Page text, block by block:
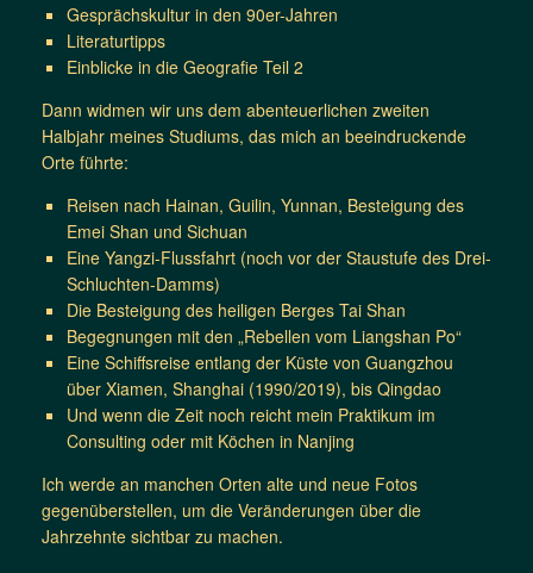
Gesprächskultur in den 90er-Jahren
Literaturtipps
Einblicke in die Geografie Teil 2
Dann widmen wir uns dem abenteuerlichen zweiten
Halbjahr meines Studiums, das mich an beeindruckende
Orte führte:
Reisen nach Hainan, Guilin, Yunnan, Besteigung des
Emei Shan und Sichuan
Eine Yangzi-Flussfahrt (noch vor der Staustufe des Drei-
Schluchten-Damms)
Die Besteigung des heiligen Berges Tai Shan
Begegnungen mit den „Rebellen vom Liangshan Po“
Eine Schiffsreise entlang der Küste von Guangzhou
über Xiamen, Shanghai (1990/2019), bis Qingdao
Und wenn die Zeit noch reicht mein Praktikum im
Consulting oder mit Köchen in Nanjing
Ich werde an manchen Orten alte und neue Fotos
gegenüberstellen, um die Veränderungen über die
Jahrzehnte sichtbar zu machen.